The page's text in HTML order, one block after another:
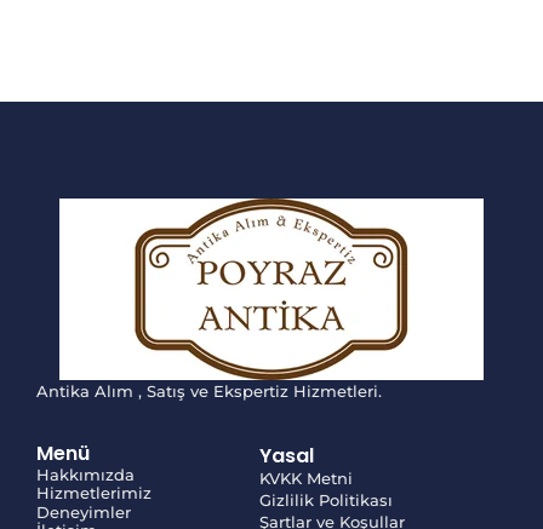
Antika Alım , Satış ve Ekspertiz Hizmetleri.
Menü
Hakkımızda
Hizmetlerimiz
Deneyimler
Yasal
KVKK Metni
Gizlilik Politikası
Şartlar ve Koşullar